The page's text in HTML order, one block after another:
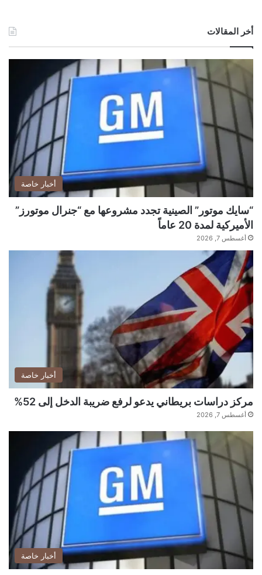
أخر المقالات
أخبار خاصة
“سايك موتور” الصينية تجدد مشروعها مع “جنرال موتورز”
الأميركية لمدة 20 عاماً
أغسطس 7, 2026
أخبار خاصة
مركز دراسات بريطاني يدعو لرفع ضريبة الدخل إلى 52%
أغسطس 7, 2026
أخبار خاصة